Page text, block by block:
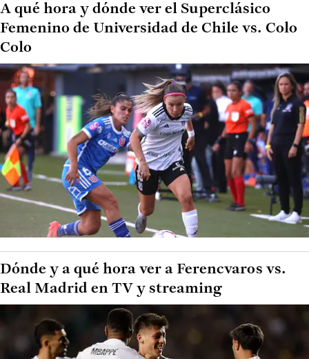
A qué hora y dónde ver el Superclásico
Femenino de Universidad de Chile vs. Colo
Colo
Dónde y a qué hora ver a Ferencvaros vs.
Real Madrid en TV y streaming